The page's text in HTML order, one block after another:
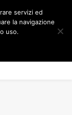
servizi ed
la navigazione
uso.